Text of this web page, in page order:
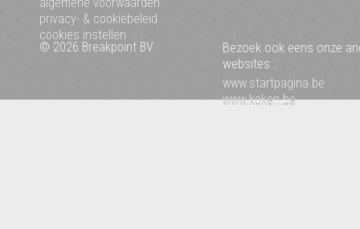
privacy- & cookiebeleid
cookies instellen
© 2026 Breakpoint BV
Bezoek ook eens onze
websites :
www.startpagina.be
www.koken.be